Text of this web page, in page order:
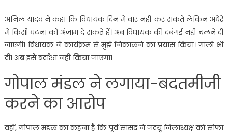
अनिल यादव ने कहा कि विधायक दिन में वार नहीं कर सकते लेकिन अंधेरे
में किसी घटना को अंजाम दे सकते हैं। अब विधायक की दबंगई नहीं चलने दी
जाएगी। विधायक ने कार्यक्रम से मुझे निकालने का प्रयास किया। गाली भी
दी। अब इसे बर्दाश्त नहीं किया जाएगा।
गोपाल मंडल ने लगाया-बदतमीजी
करने का आरोप
वहीं, गोपाल मंडल का कहना है कि पूर्व सांसद ने जदयू जिलाध्यक्ष को सोफा